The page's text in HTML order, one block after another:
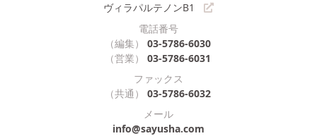
ヴィラパルテノンB1
電話番号
（編集）
03-5786-6030
（営業）
03-5786-6031
ファックス
（共通）
03-5786-6032
メール
info@sayusha.com